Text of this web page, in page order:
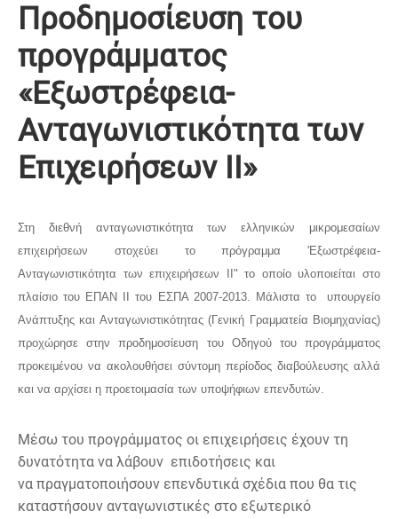
Προδημοσίευση του
προγράμματος
«Εξωστρέφεια-
Ανταγωνιστικότητα των
Επιχειρήσεων ΙΙ»
Στη διεθνή ανταγωνιστικότητα των ελληνικών μικρομεσαίων
επιχειρήσεων στοχεύει το πρόγραμμα 'Εξωστρέφεια-
Ανταγωνιστικότητα των επιχειρήσεων ΙΙ" το οποίο υλοποιείται στο
πλαίσιο του ΕΠΑΝ ΙΙ του ΕΣΠΑ 2007-2013. Μάλιστα το υπουργείο
Ανάπτυξης και Ανταγωνιστικότητας (Γενική Γραμματεία Βιομηχανίας)
προχώρησε στην προδημοσίευση του Οδηγού του προγράμματος
προκειμένου να ακολουθήσει σύντομη περίοδος διαβούλευσης αλλά
και να αρχίσει η προετοιμασία των υποψήφιων επενδυτών.
Μέσω του προγράμματος οι επιχειρήσεις έχουν τη
δυνατότητα να λάβουν επιδοτήσεις και
να πραγματοποιήσουν επενδυτικά σχέδια που θα τις
καταστήσουν ανταγωνιστικές στο εξωτερικό